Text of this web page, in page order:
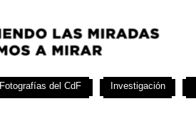
Fotografías del CdF Investigación